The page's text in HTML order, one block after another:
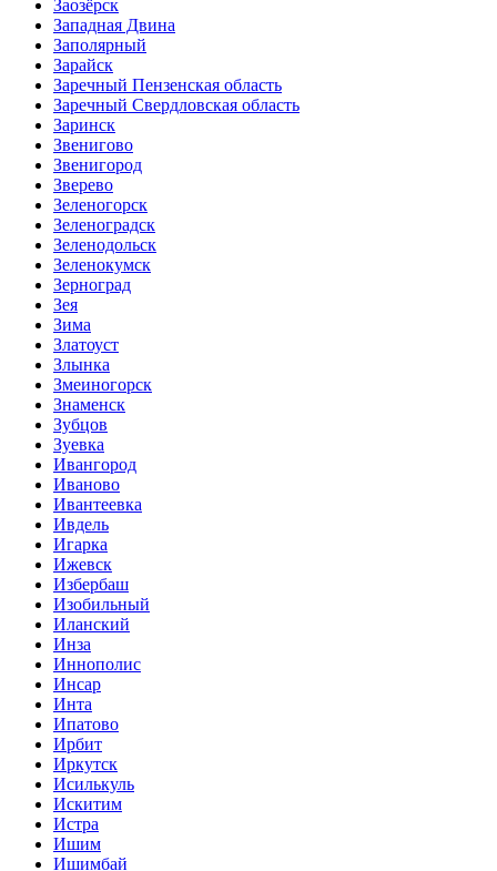
Заозёрск
Западная Двина
Заполярный
Зарайск
Заречный Пензенская область
Заречный Свердловская область
Заринск
Звенигово
Звенигород
Зверево
Зеленогорск
Зеленоградск
Зеленодольск
Зеленокумск
Зерноград
Зея
Зима
Златоуст
Злынка
Змеиногорск
Знаменск
Зубцов
Зуевка
Ивангород
Иваново
Ивантеевка
Ивдель
Игарка
Ижевск
Избербаш
Изобильный
Иланский
Инза
Иннополис
Инсар
Инта
Ипатово
Ирбит
Иркутск
Исилькуль
Искитим
Истра
Ишим
Ишимбай